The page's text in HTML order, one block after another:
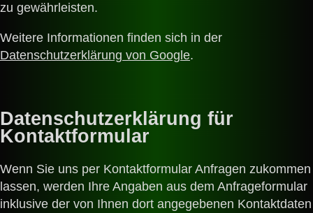
zu gewährleisten.
Weitere Informationen finden sich in der
Datenschutzerklärung von Google.
Datenschutzerklärung für
Kontaktformular
Wenn Sie uns per Kontaktformular Anfragen zukommen
lassen, werden Ihre Angaben aus dem Anfrageformular
inklusive der von Ihnen dort angegebenen Kontaktdaten